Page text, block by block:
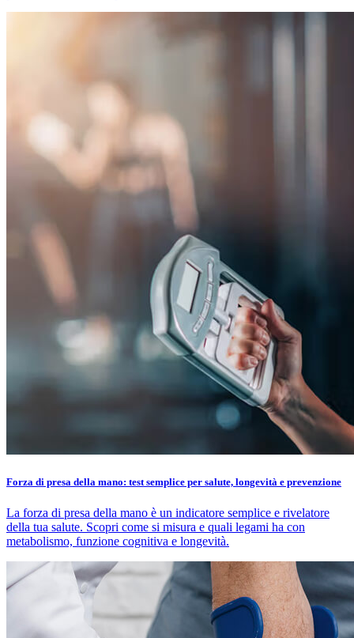
Forza di presa della mano: test semplice per salute, longevità e prevenzione
La forza di presa della mano è un indicatore semplice e rivelatore
della tua salute. Scopri come si misura e quali legami ha con
metabolismo, funzione cognitiva e longevità.